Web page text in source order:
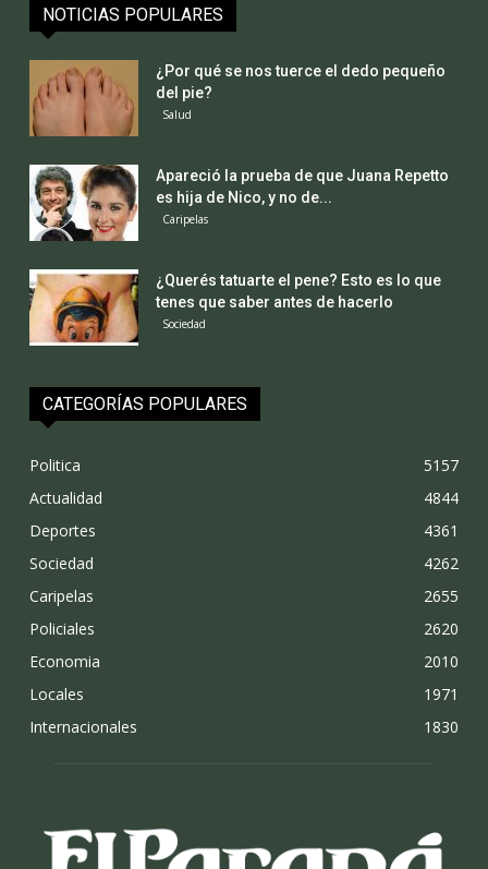
NOTICIAS POPULARES
¿Por qué se nos tuerce el dedo pequeño
del pie?
Salud
Apareció la prueba de que Juana Repetto
es hija de Nico, y no de...
Caripelas
¿Querés tatuarte el pene? Esto es lo que
tenes que saber antes de hacerlo
Sociedad
CATEGORÍAS POPULARES
Politica
5157
Actualidad
4844
Deportes
4361
Sociedad
4262
Caripelas
2655
Policiales
2620
Economia
2010
Locales
1971
Internacionales
1830